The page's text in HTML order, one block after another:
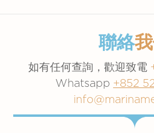
聯絡
如有任何查詢，歡迎致電
Whatsapp +852